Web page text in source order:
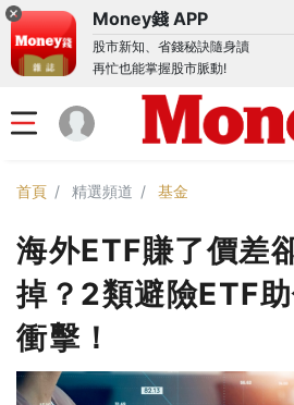
Money錢 APP
股市新知、省錢秘訣隨身讀
再忙也能掌握股市脈動!
首頁 精選頻道 基金
海外ETF賺了價差
掉？2類避險ETF
衝擊！